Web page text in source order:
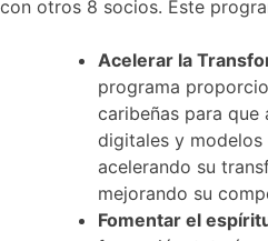
con otros 8 socios. Este
Acelerar la
programa
caribeñas para
digitales y modelos
acelerando su
mejorando su
Fomentar el